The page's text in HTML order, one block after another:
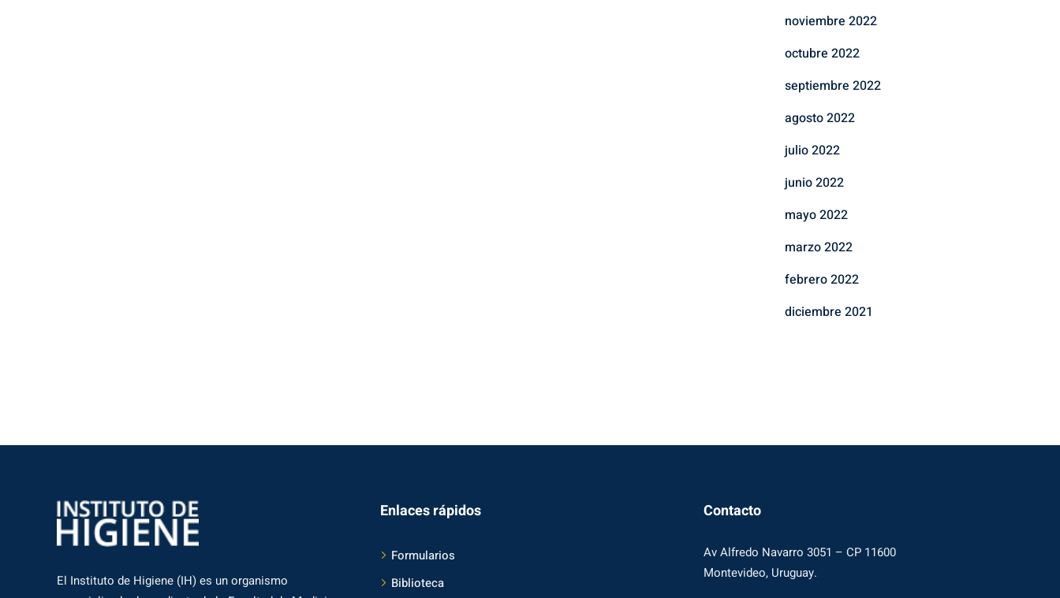
noviembre 2022
octubre 2022
septiembre 2022
agosto 2022
julio 2022
junio 2022
mayo 2022
marzo 2022
febrero 2022
diciembre 2021
El Instituto de Higiene (IH) es un organismo
Enlaces rápidos
Formularios
Biblioteca
Contacto
Av Alfredo Navarro 3051 – CP 11600
Montevideo, Uruguay.